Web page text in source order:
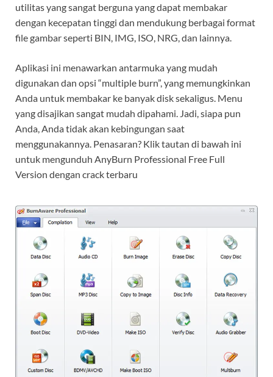
utilitas yang sangat berguna yang dapat membakar
dengan kecepatan tinggi dan mendukung berbagai format
file gambar seperti BIN, IMG, ISO, NRG, dan lainnya.
Aplikasi ini menawarkan antarmuka yang mudah
digunakan dan opsi “multiple burn”, yang memungkinkan
Anda untuk membakar ke banyak disk sekaligus. Menu
yang disajikan sangat mudah dipahami. Jadi, siapa pun
Anda, Anda tidak akan kebingungan saat
menggunakannya. Penasaran? Klik tautan di bawah ini
untuk mengunduh AnyBurn Professional Free Full
Version dengan crack terbaru